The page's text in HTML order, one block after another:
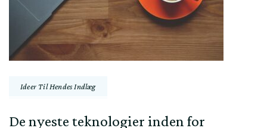
Ideer Til Hendes Indlæg
De nyeste teknologier inden for